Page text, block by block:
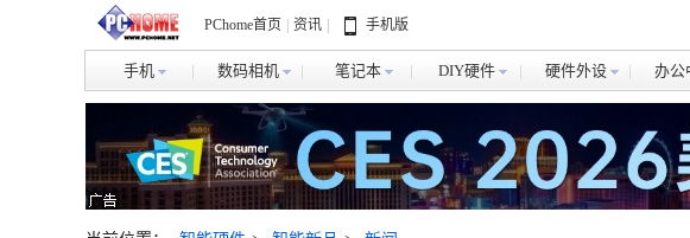
PChome首页 资讯 手机版
手机 数码相机 笔记本 DIY硬件 硬件外设 办公